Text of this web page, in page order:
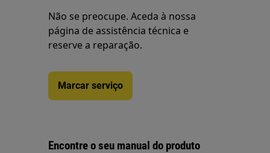
Não se preocupe. Aceda à nossa
página de assistência técnica e
reserve a reparação.
Marcar serviço
Encontre o seu manual do produto